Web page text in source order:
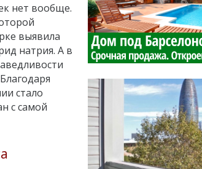
нет вообще.
выявила
натрия. А в
стало
с самой